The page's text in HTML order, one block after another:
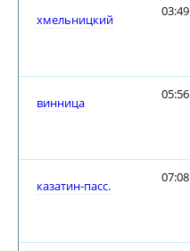
хмельницкий
03:49
винница
05:56
казатин-пасс.
07:08